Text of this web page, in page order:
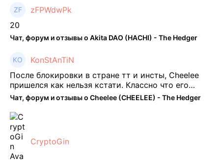
zFPWdwPk
20
Чат, форум и отзывы о Akita DAO (HACHI) - The Hedger
KonStAnTiN
После блокировки в стране тт и инсты, Cheelee
пришелся как нельзя кстати. Классно что его
можно юзать без так уже всем надоевшего vpn.
Сейчас просто чилю и наслаждаюсь др ...
Чат, форум и отзывы о Cheelee (CHEELEE) - The Hedger
CryptoGin